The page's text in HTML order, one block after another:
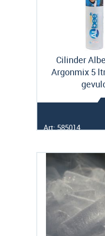
Cilinder
Argonmix 5
Art: 585014